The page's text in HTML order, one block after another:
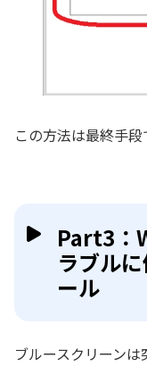
この方法は最終手段
Part3：
ラブル
ール
ブルースクリーン